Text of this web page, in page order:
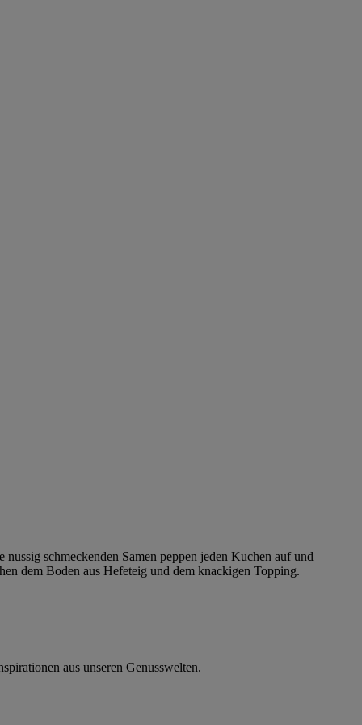
schmeckenden Samen peppen jeden Kuchen auf und
dem Boden aus Hefeteig und dem knackigen Topping.
aus unseren Genusswelten.